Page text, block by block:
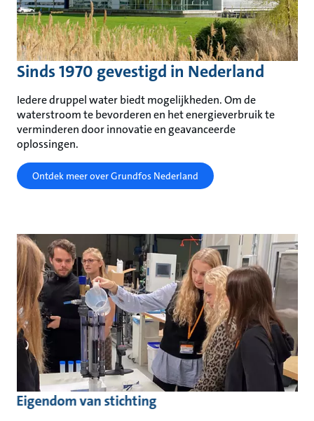
Sinds 1970 gevestigd in Nederland
Iedere druppel water biedt mogelijkheden. Om de
waterstroom te bevorderen en het energieverbruik te
verminderen door innovatie en geavanceerde
oplossingen.
Ontdek meer over Grundfos Nederland
Eigendom van stichting